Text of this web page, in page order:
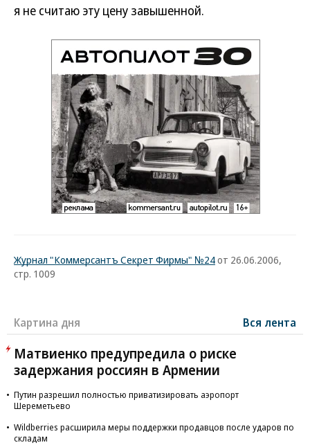
я не считаю эту цену завышенной.
Журнал "Коммерсантъ Секрет Фирмы" №24от 26.06.2006,
стр. 1009
Картина дня Вся лента
Матвиенко предупредила о риске
задержания россиян в Армении
Путин разрешил полностью приватизировать аэропорт
Шереметьево
Wildberries расширила меры поддержки продавцов после ударов по
складам